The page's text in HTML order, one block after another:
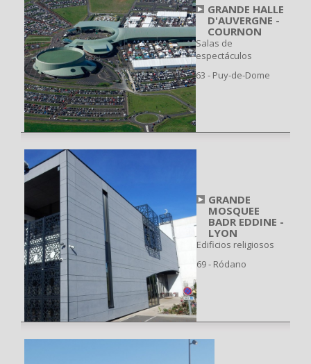
GRANDE HALLE
D'AUVERGNE -
COURNON
Salas de
espectáculos
63 - Puy-de-Dome
GRANDE
MOSQUEE
BADR EDDINE -
LYON
Edificios religiosos
69 - Ródano